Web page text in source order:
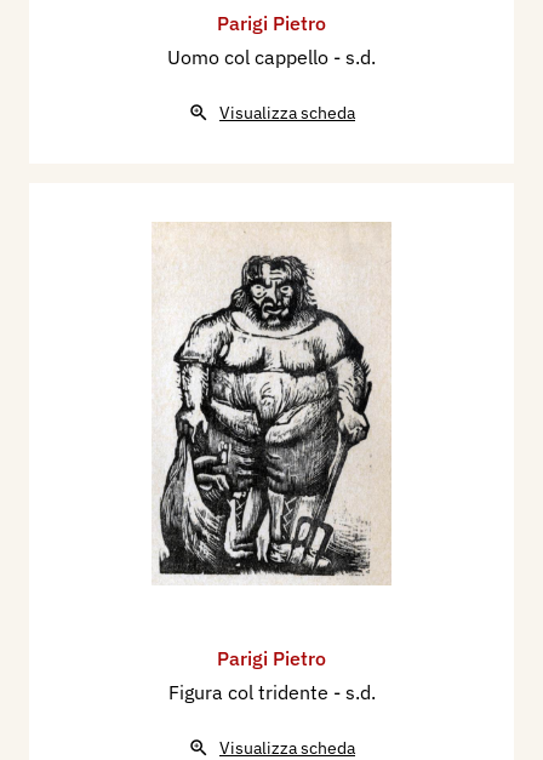
Parigi Pietro
Uomo col cappello - s.d.
Visualizza scheda
Parigi Pietro
Figura col tridente - s.d.
Visualizza scheda